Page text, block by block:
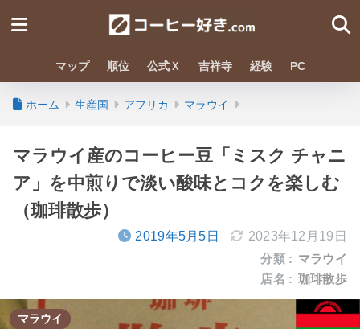
マップ 順位 公式Ｘ 吉祥寺 経験 PC
ホーム 生産国 アフリカ マラウイ
マラウイ産のコーヒー豆「ミスク チャニ
ア」を中煎りで淡い酸味とコクを楽しむ
（珈琲散歩）
2019年5月5日
2023年12月19日
分類 : マラウイ
店名 : 珈琲散歩
マラウイ